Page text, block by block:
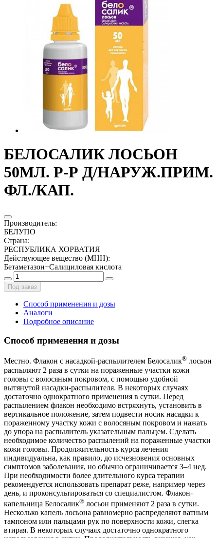
БЕЛОСАЛИК ЛОСЬОН
50МЛ. Р-Р Д/НАРУЖ.ПРИМ.
ФЛ./КАП.
Производитель:
БЕЛУПО
Страна:
РЕСПУБЛИКА ХОРВАТИЯ
Действующее вещество (МНН):
Бетаметазон+Салициловая кислота
Под заказ
Способ применения и дозы
Аналоги
Подробное описание
Способ применения и дозы
Местно. Флакон с насадкой-распылителем Белосалик® лосьон
распыляют 2 раза в сутки на пораженные участки кожи
головы с волосяным покровом, с помощью удобной
вытянутой насадки-распылителя. В некоторых случаях
достаточно однократного применения в сутки. Перед
распылением флакон необходимо встряхнуть, установить в
вертикальное положение, затем подвести носик насадки к
пораженному участку кожи с волосяным покровом и нажать
до упора на распылитель указательным пальцем. Сделать
необходимое количество распылений на пораженные участки
кожи головы. Продолжительность курса лечения
индивидуальна, как правило, до исчезновения основных
симптомов заболевания, но обычно ограничивается 3–4 нед.
При необходимости более длительного курса терапии
рекомендуется использовать препарат реже, например через
день, и проконсультироваться со специалистом. Флакон-
капельница Белосалик® лосьон применяют 2 раза в сутки.
Несколько капель лосьона равномерно распределяют ватным
тампоном или пальцами рук по поверхности кожи, слегка
втирая. В некоторых случаях достаточно однократного